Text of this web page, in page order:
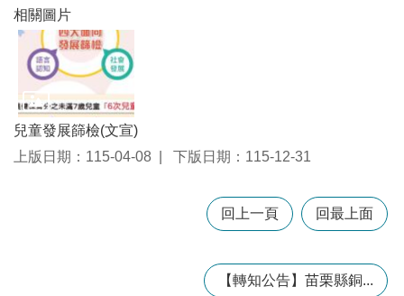
紹
訊
息
公
告
活
相關圖片
兒童發展篩檢(文宣)
上版日期：115-04-08
下版日期：115-12-31
回上一頁 回最上面
【轉知公告】苗栗縣銅...